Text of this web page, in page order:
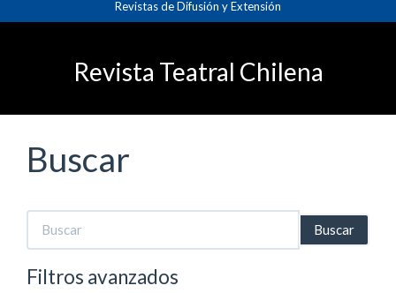
principal
principal
Revistas de Difusión y Extensión
Revista Teatral Chilena
Buscar
Buscar
artículos
por
Filtros avanzados